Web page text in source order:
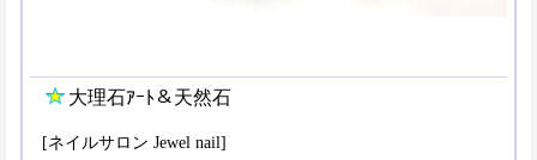
大理石ｱｰﾄ＆天然石
[ネイルサロン Jewel nail]